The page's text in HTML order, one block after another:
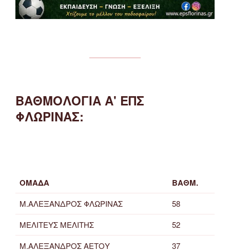
ΒΑΘΜΟΛΟΓΙΑ Α' ΕΠΣ
ΦΛΩΡΙΝΑΣ:
ΟΜΑΔΑ ΒΑΘΜ.
Μ.ΑΛΕΞΑΝΔΡΟΣ ΦΛΩΡΙΝΑΣ
58
ΜΕΛΙΤΕΥΣ ΜΕΛΙΤΗΣ
52
Μ.ΑΛΕΞΑΝΔΡΟΣ ΑΕΤΟΥ
37